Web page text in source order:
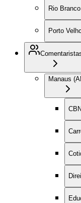
Rio
Porto
Manaus